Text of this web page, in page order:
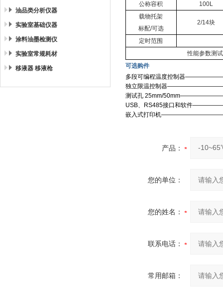
油品类分析仪器
实验室基础仪器
涂料油墨检测仪
实验室常规耗材
移液器 移液枪
公称容积
100L
载物托架
标配/可选
2/14块
定时范围
性能参数测
可选购件
多段可编程温度控制器
独立限温控制器
测试孔 25mm/50mm
USB、 RS485接口和软件
嵌入式打印机
产品：
您的单位：
您的姓名：
联系电话：
常用邮箱：